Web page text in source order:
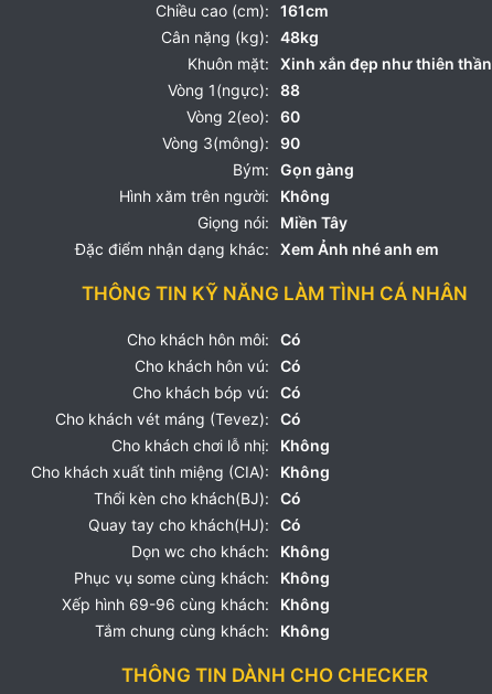
Chiều cao (cm):
161cm
Cân nặng (kg):
48kg
Khuôn mặt:
Xinh xắn đẹp như thiên thần
Vòng 1(ngực):
88
Vòng 2(eo):
60
Vòng 3(mông):
90
Bým:
Gọn gàng
Hình xăm trên người:
Không
Giọng nói:
Miền Tây
Đặc điểm nhận dạng khác:
Xem Ảnh nhé anh em
THÔNG TIN KỸ NĂNG LÀM TÌNH CÁ NHÂN
Cho khách hôn môi:
Có
Cho khách hôn vú:
Có
Cho khách bóp vú:
Có
Cho khách vét máng (Tevez):
Có
Cho khách chơi lỗ nhị:
Không
Cho khách xuất tinh miệng (CIA):
Không
Thổi kèn cho khách(BJ):
Có
Quay tay cho khách(HJ):
Có
Dọn wc cho khách:
Không
Phục vụ some cùng khách:
Không
Xếp hình 69-96 cùng khách:
Không
Tắm chung cùng khách:
Không
THÔNG TIN DÀNH CHO CHECKER